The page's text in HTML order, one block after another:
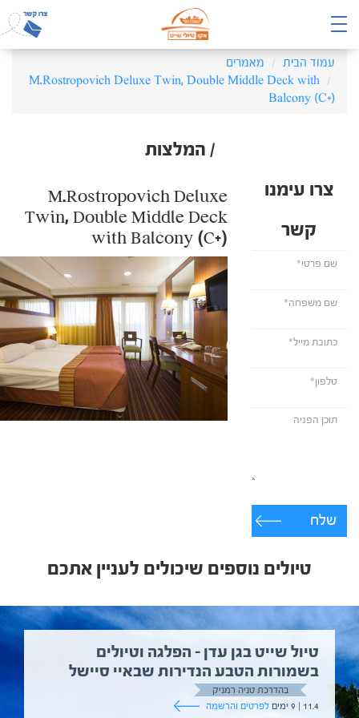
עמוד הבית
מאמרים
M.Rostropovich Deluxe Twin, Double Middle Deck with
Balcony (C+)
/ המלצות
צרו עימנו
קשר
שלח
M.Rostropovich Deluxe
Twin, Double Middle Deck
with Balcony (C+)
טיולים נוספים שיכולים לעניין אתכם
טיול שייט בגן עדן – הפלגה וטיולים
בשמורות הטבע הנדירות שבאיי סיישל
בהדרכת טניה רמניק
11.4 | 9 ימים
לפרטים והרשמה